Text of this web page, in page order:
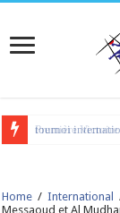
tournoi
Home / International
Messaoud et Al